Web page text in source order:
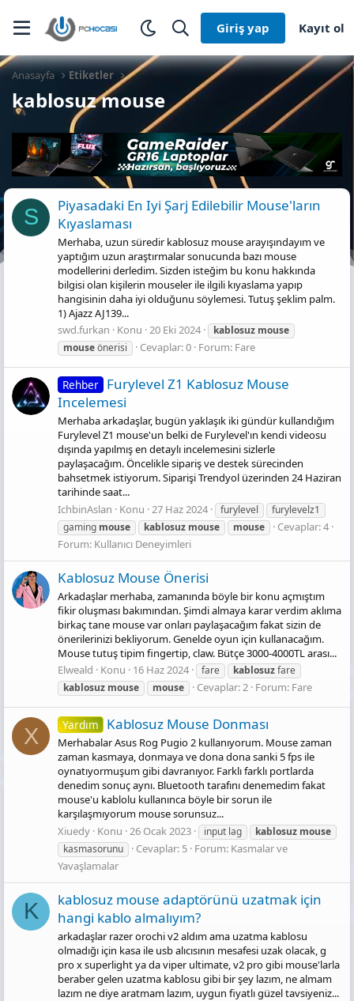
Giriş yap Kayıt ol
Anasayfa Etiketler
kablosuz mouse
S
Piyasadaki En Iyi Şarj Edilebilir Mouse'ların
Kıyaslaması
Merhaba, uzun süredir kablosuz mouse arayışındayım ve
yaptığım uzun araştırmalar sonucunda bazı mouse
modellerini derledim. Sizden isteğim bu konu hakkında
bilgisi olan kişilerin mouseler ile ilgili kıyaslama yapıp
hangisinin daha iyi olduğunu söylemesi. Tutuş şeklim palm.
1) Ajazz AJ139...
swd.furkan
Konu 20 Eki 2024 kablosuz mouse
mouseönerisi Cevaplar: 0 Forum: Fare
Rehber Furylevel Z1 Kablosuz Mouse
Incelemesi
Merhaba arkadaşlar, bugün yaklaşık iki gündür kullandığım
Furylevel Z1 mouse'un belki de Furylevel'ın kendi videosu
dışında yapılmış en detaylı incelemesini sizlerle
paylaşacağım. Öncelikle sipariş ve destek sürecinden
bahsetmek istiyorum. Siparişi Trendyol üzerinden 24 Haziran
tarihinde saat...
IchbinAslan
Konu 27 Haz 2024 furylevel
furylevelz1
gaming mouse kablosuz mouse mouse
Cevaplar: 4
Forum: Kullanıcı Deneyimleri
Kablosuz Mouse Önerisi
Arkadaşlar merhaba, zamanında böyle bir konu açmıştım
fikir oluşması bakımından. Şimdi almaya karar verdim aklıma
birkaç tane mouse var onları paylaşacağım fakat sizin de
önerilerinizi bekliyorum. Genelde oyun için kullanacağım.
Mouse tutuş tipim fingertip, claw. Bütçe 3000-4000TL arası...
Elweald
Konu 16 Haz 2024 fare kablosuzfare
kablosuz mouse mouse Cevaplar: 2 Forum: Fare
X Yardım Kablosuz Mouse Donması
Merhabalar Asus Rog Pugio 2 kullanıyorum. Mouse zaman
zaman kasmaya, donmaya ve dona dona sanki 5 fps ile
oynatıyormuşum gibi davranıyor. Farklı farklı portlarda
denedim sonuç aynı. Bluetooth tarafını denemedim fakat
mouse'u kablolu kullanınca böyle bir sorun ile
karşılaşmıyorum mouse sorunsuz...
Xiuedy Konu 26 Ocak 2023 input lag kablosuz mouse
kasmasorunu
Cevaplar: 5 Forum: Kasmalar ve
Yavaşlamalar
K
kablosuz mouse adaptörünü uzatmak için
hangi kablo almalıyım?
arkadaşlar razer orochi v2 aldım ama uzatma kablosu
olmadığı için kasa ile usb alıcısının mesafesi uzak olacak, g
pro x superlight ya da viper ultimate, v2 pro gibi mouse'larla
beraber gelen uzatma kablosu gibi bir şey lazım, ne almam
lazım ne diye aratmam lazım, uygun fiyatlı güzel tavsiyeniz...